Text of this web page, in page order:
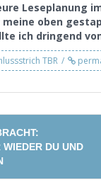
Leseplanung
oben
ich dringend
TBR
DU UND